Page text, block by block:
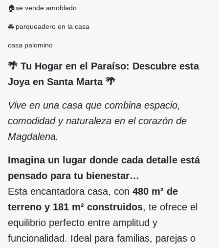
🏠se vende amoblado
🚘 parqueadero en la casa
casa palomino
🌴 Tu Hogar en el Paraíso: Descubre esta
Joya en Santa Marta 🌴
Vive en una casa que combina espacio,
comodidad y naturaleza en el corazón de
Magdalena.
Imagina un lugar donde cada detalle está
pensado para tu bienestar…
Esta encantadora casa, con 480 m² de
terreno y 181 m² construidos, te ofrece el
equilibrio perfecto entre amplitud y
funcionalidad. Ideal para familias, parejas o